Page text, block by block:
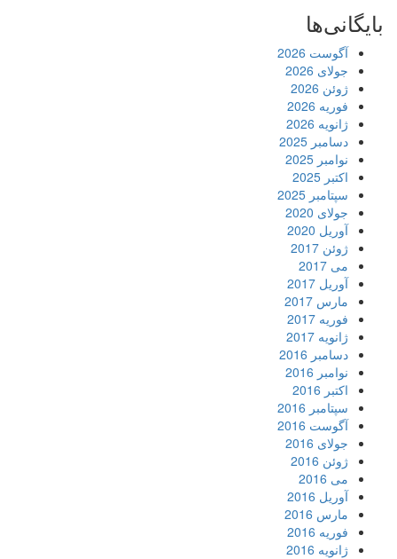
بایگانی‌ها
آگوست 2026
جولای 2026
ژوئن 2026
فوریه 2026
ژانویه 2026
دسامبر 2025
نوامبر 2025
اکتبر 2025
سپتامبر 2025
جولای 2020
آوریل 2020
ژوئن 2017
می 2017
آوریل 2017
مارس 2017
فوریه 2017
ژانویه 2017
دسامبر 2016
نوامبر 2016
اکتبر 2016
سپتامبر 2016
آگوست 2016
جولای 2016
ژوئن 2016
می 2016
آوریل 2016
مارس 2016
فوریه 2016
ژانویه 2016